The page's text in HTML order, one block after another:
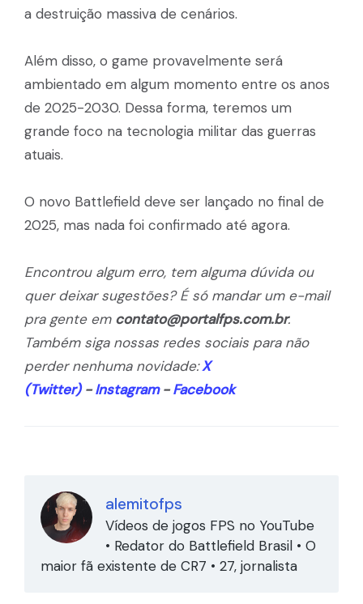
a destruição massiva de cenários.
Além disso, o game provavelmente será
ambientado em algum momento entre os anos
de 2025-2030. Dessa forma, teremos um
grande foco na tecnologia militar das guerras
atuais.
O novo Battlefield deve ser lançado no final de
2025, mas nada foi confirmado até agora.
Encontrou algum erro, tem alguma dúvida ou
quer deixar sugestões? É só mandar um e-mail
pra gente em contato@portalfps.com.br.
Também siga nossas redes sociais para não
perder nenhuma novidade:X
(Twitter)-Instagram-Facebook
alemitofps
Vídeos de jogos FPS no YouTube
• Redator do Battlefield Brasil • O
maior fã existente de CR7 • 27, jornalista